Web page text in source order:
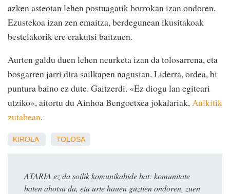
azken asteotan lehen postuagatik borrokan izan ondoren.
Ezustekoa izan zen emaitza, berdegunean ikusitakoak
bestelakorik ere erakutsi baitzuen.
Aurten galdu duen lehen neurketa izan da tolosarrena, eta
bosgarren jarri dira sailkapen nagusian. Liderra, ordea, bi
puntura baino ez dute. Gaitzerdi. «Ez diogu lan egiteari
utziko», aitortu du Ainhoa Bengoetxea jokalariak,Aulkitik
zutabean.
KIROLA TOLOSA
ATARIA ez da soilik komunikabide bat: komunitate
baten ahotsa da, eta urte hauen guztien ondoren, zuen